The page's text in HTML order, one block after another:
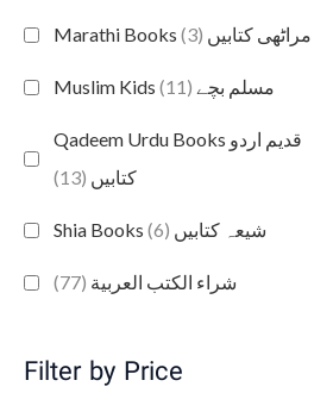
Marathi Books مراٹھی کتابیں (3)
Muslim Kids مسلم بچے (11)
Qadeem Urdu Books قدیم اردو
کتابیں (13)
Shia Books شیعہ کتابیں (6)
شراء الكتب العربية (77)
Filter by Price